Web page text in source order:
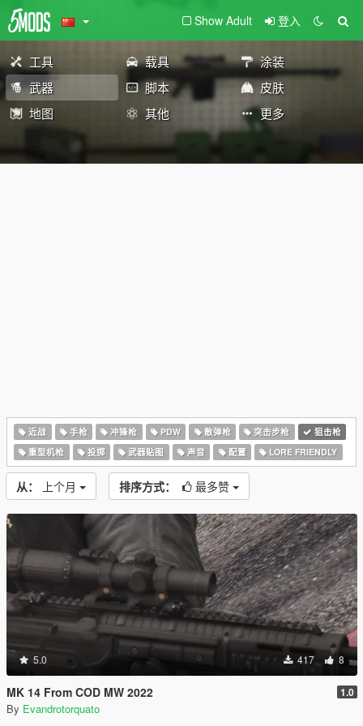
Show Adult 登入
工具 载具
涂装
武器
脚本
皮肤
地图
其他 更多
近战 手枪 冲锋枪 PDW 散弹枪 突击步枪
狙击枪
重型机枪
投掷 武器贴图 声音 配置 LORE FRIENDLY
从： 上个月 排序方式： 最多赞
5.0 417 8
MK 14 From COD MW 2022 1.0
By Evandrotorquato